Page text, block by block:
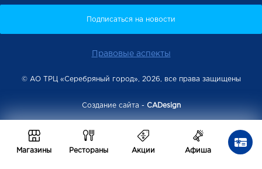
Магазины Рестораны Акции Афиша
Правовые аспекты
© АО ТРЦ «Серебряный город», 2026, все права защищены
Создание сайта - CADesign